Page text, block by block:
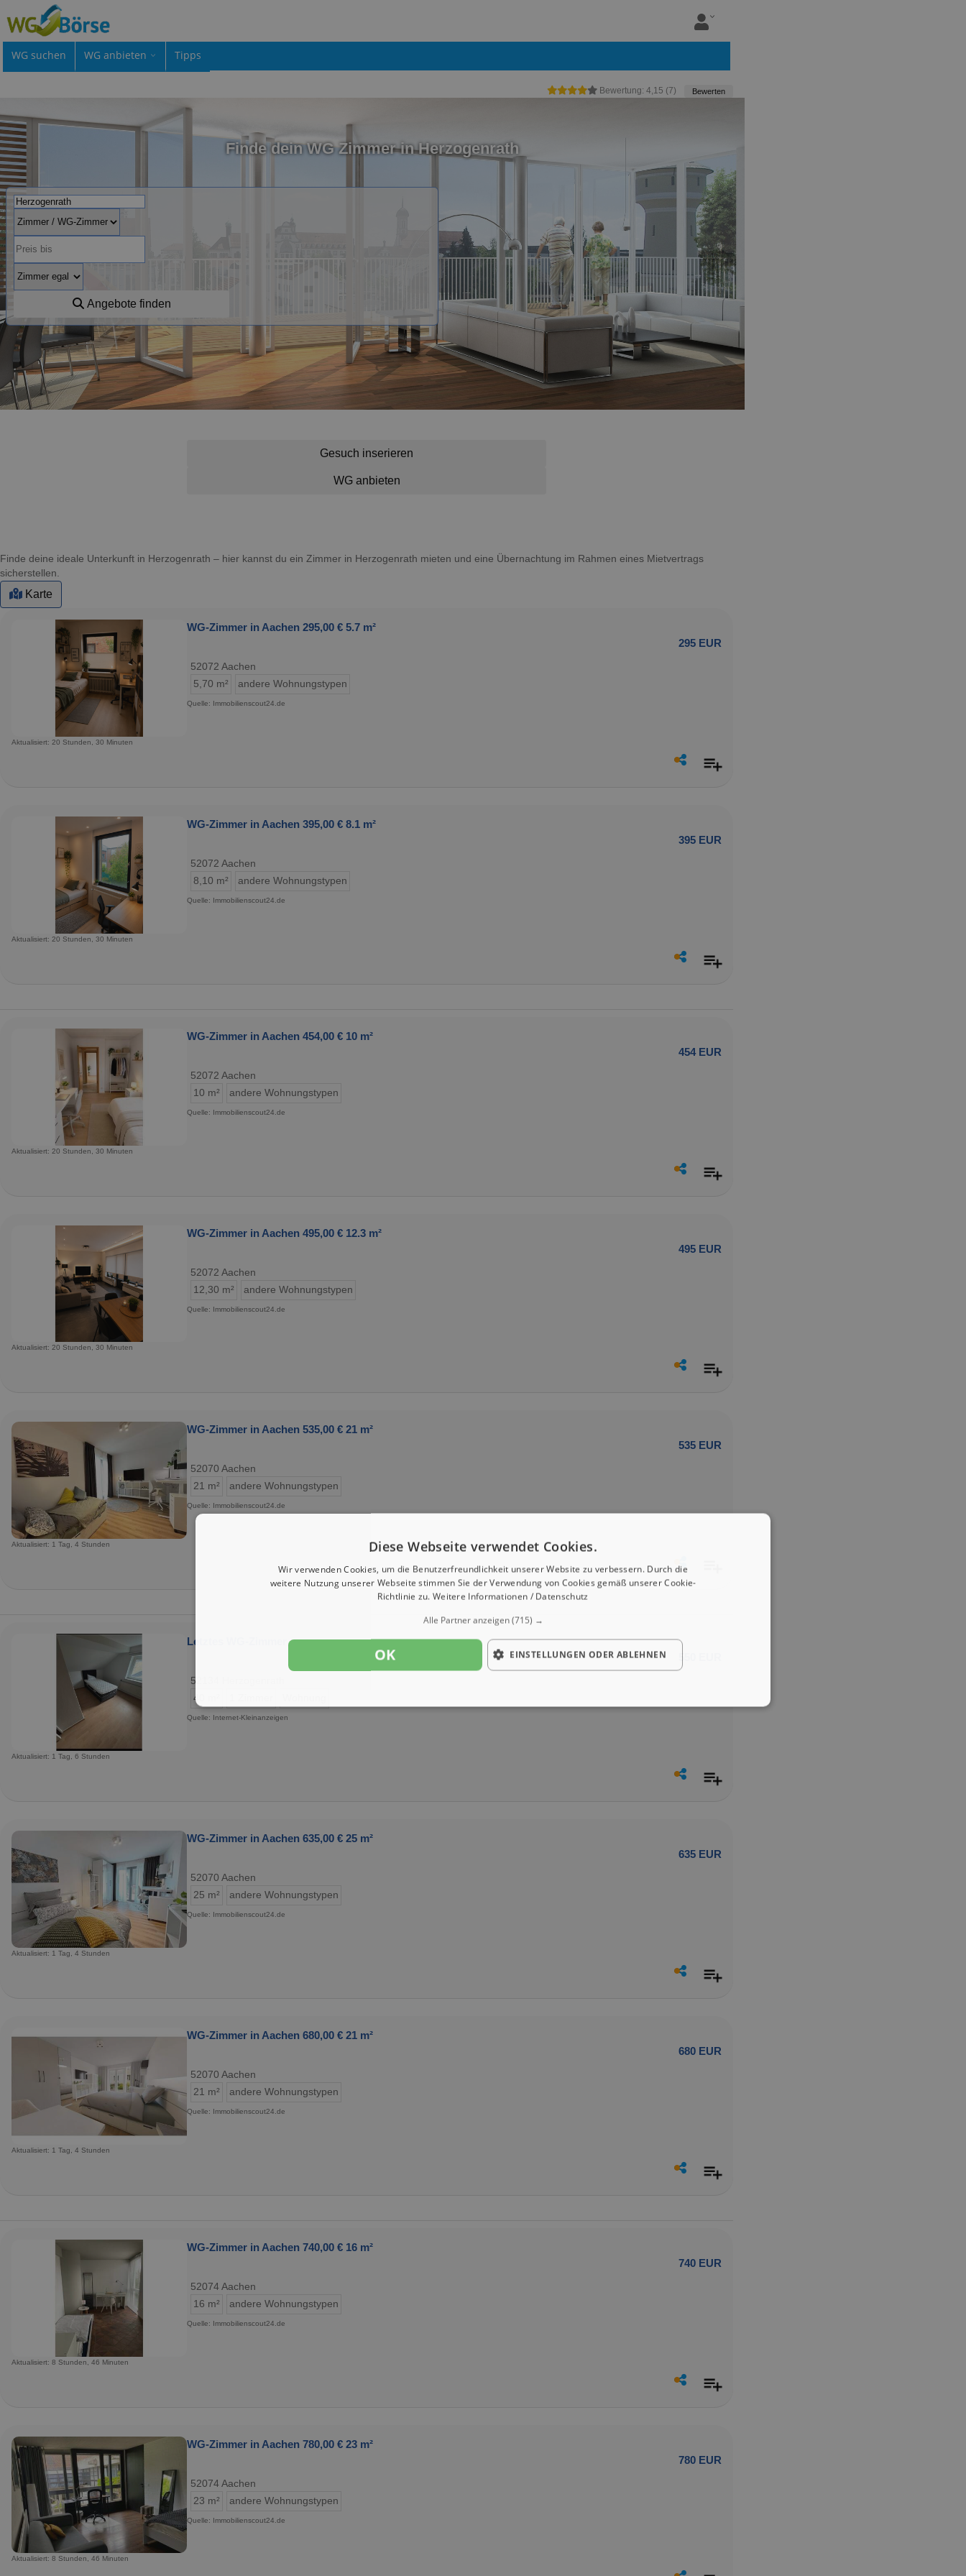
WG suchen WG anbieten Tipps
Bewertung: 4,15 ( 7) Bewerten
Finde dein WG Zimmer in Herzogenrath
Angebote finden
Gesuch inserieren
WG anbieten
Finde deine ideale Unterkunft in Herzogenrath – hier kannst du ein Zimmer in Herzogenrath mieten und eine Übernachtung im Rahmen eines Mietvertrags
sicherstellen.
Karte
WG-Zimmer in Aachen 295,00 € 5.7 m²
295 EUR
52072 Aachen
5,70 m²
andere Wohnungstypen
Quelle: Immobilienscout24.de
Aktualisiert: 20 Stunden, 30 Minuten
WG-Zimmer in Aachen 395,00 € 8.1 m²
395 EUR
52072 Aachen
8,10 m²
andere Wohnungstypen
Quelle: Immobilienscout24.de
Aktualisiert: 20 Stunden, 30 Minuten
WG-Zimmer in Aachen 454,00 € 10 m²
454 EUR
52072 Aachen
10 m²
andere Wohnungstypen
Quelle: Immobilienscout24.de
Aktualisiert: 20 Stunden, 30 Minuten
WG-Zimmer in Aachen 495,00 € 12.3 m²
495 EUR
52072 Aachen
12,30 m²
andere Wohnungstypen
Quelle: Immobilienscout24.de
Aktualisiert: 20 Stunden, 30 Minuten
WG-Zimmer in Aachen 535,00 € 21 m²
535 EUR
52070 Aachen
21 m²
andere Wohnungstypen
Quelle: Immobilienscout24.de
Aktualisiert: 1 Tag, 4 Stunden
Letztes WG-Zimmer
52134 Herzogenrath
40 m²
Quelle: Internet-Kleinanzeigen
Aktualisiert: 1 Tag, 6 Stunden
WG-Zimmer in Aachen 635,00 € 25 m²
635 EUR
52070 Aachen
25 m²
andere Wohnungstypen
Quelle: Immobilienscout24.de
Aktualisiert: 1 Tag, 4 Stunden
WG-Zimmer in Aachen 680,00 € 21 m²
680 EUR
52070 Aachen
21 m²
andere Wohnungstypen
Quelle: Immobilienscout24.de
Aktualisiert: 1 Tag, 4 Stunden
WG-Zimmer in Aachen 740,00 € 16 m²
740 EUR
52074 Aachen
16 m²
andere Wohnungstypen
Quelle: Immobilienscout24.de
Aktualisiert: 8 Stunden, 46 Minuten
WG-Zimmer in Aachen 780,00 € 23 m²
780 EUR
52074 Aachen
23 m²
andere Wohnungstypen
Quelle: Immobilienscout24.de
Aktualisiert: 8 Stunden, 46 Minuten
Diese Webseite verwendet Cookies.
Wir verwenden Cookies, um die Benutzerfreundlichkeit unserer Website zu verbessern. Durch die
weitere Nutzung unserer Webseite stimmen Sie der Verwendung von Cookies gemäß unserer Cookie-
Richtlinie zu. Weitere Informationen / Datenschutz
Alle Partner anzeigen(715) →
OK EINSTELLUNGEN ODER ABLEHNEN